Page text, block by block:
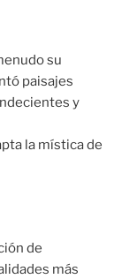
su
paisajes
y
la mística de
de
más